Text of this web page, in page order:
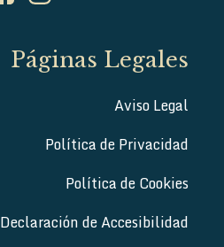
Páginas Legales
Aviso Legal
Política de Privacidad
Política de Cookies
Declaración de Accesibilidad